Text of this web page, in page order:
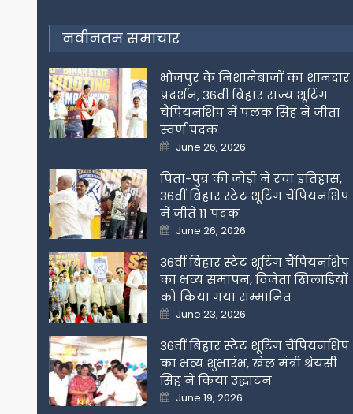
नवीनतम समाचार
भोजपुर के निशानेबाजों का शानदार
प्रदर्शन, 36वीं बिहार राज्य शूटिंग
चैंपियनशिप में पलक सिंह ने जीता
स्वर्ण पदक
Posted
on
June 26, 2026
पिता-पुत्र की जोड़ी ने रचा इतिहास,
36वीं बिहार स्टेट शूटिंग चैंपियनशिप
में जीते 11 पदक
Posted
on
June 26, 2026
36वीं बिहार स्टेट शूटिंग चैंपियनशिप
का भव्य समापन, विजेता खिलाडिय़ों
को किया गया सम्मानित
Posted
on
June 23, 2026
36वीं बिहार स्टेट शूटिंग चैंपियनशिप
का भव्य शुभारंभ, खेल मंत्री श्रेयसी
सिंह ने किया उद्घाटन
Posted
on
June 19, 2026